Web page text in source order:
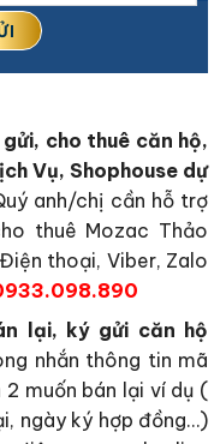
cho thuê căn hộ,
Vụ, Shophouse dự
anh/chị cần hỗ trợ
thuê Mozac Thảo
thoại, Viber, Zalo
lại, ký gửi căn hộ
nhắn thông tin mã
2 muốn bán lại ví dụ (
ngày ký hợp đồng…)